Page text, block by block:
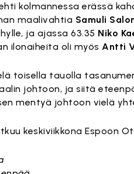
kolmannessa erässä
maalivahtia Samuli
ja ajassa 63.35 Niko
ilonaiheita oli myösAntti
toisella tauolla
johtoon, ja siitä
mentyä johtoon vielä
keskiviikkona Espoon